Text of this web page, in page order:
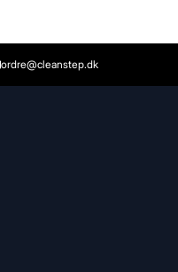
ordre@cleanstep.dk